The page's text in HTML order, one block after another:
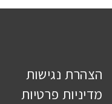
הצהרת נגישות
מדיניות פרטיות